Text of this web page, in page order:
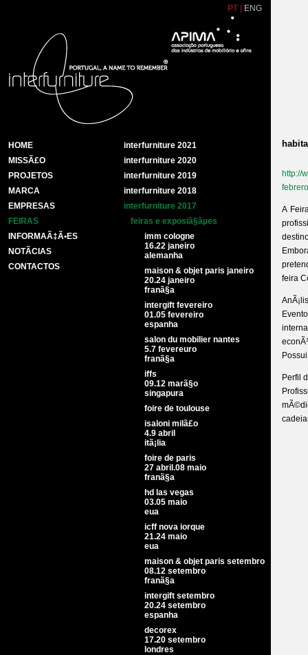
PT ENG
HOME
MISSÃ£O
PROJETOS
MARCA
EMPRESAS
FEIRAS
INFORMAÃ‡Ã•ES
NOTÃ­CIAS
CONTACTOS
interfurniture 2021
interfurniture 2020
interfurniture 2019
interfurniture 2018
interfurniture 2017
feiras e exposiã§ãµes
imm cologne
16.22 janeiro
alemanha
maison & objet paris janeiro
20.24 janeiro
franã§a
intergift fevereiro
01.05 fevereiro
espanha
salon du mobilier nantes
5.7 fevereuro
franã§a
iffs
09.12 marã§o
singapura
foire de toulouse
isaloni milã£o
4.9 abril
itã¡lia
foire de paris
27 abril.08 maio
franã§a
hd las vegas
03.05 maio
eua
icff nova iorque
21.24 maio
eua
maison & objet paris setembro
08.12 setembro
franã§a
intergift setembro
20.24 setembro
espanha
decorex
17.20 setembro
londres
http://
A
feira
Perfil